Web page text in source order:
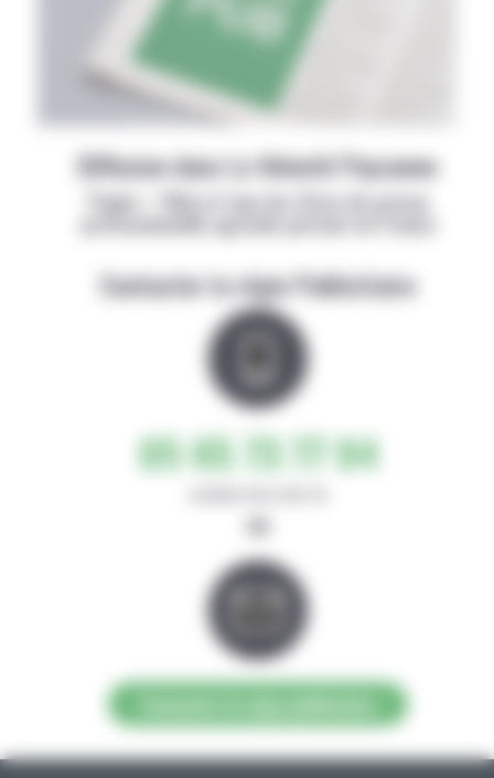
Diffusion dans La Volonté Paysanne
Papier + Web et tous les titres de presse
Contacter la régie Publicitaire
05 65 73 77 94
ou